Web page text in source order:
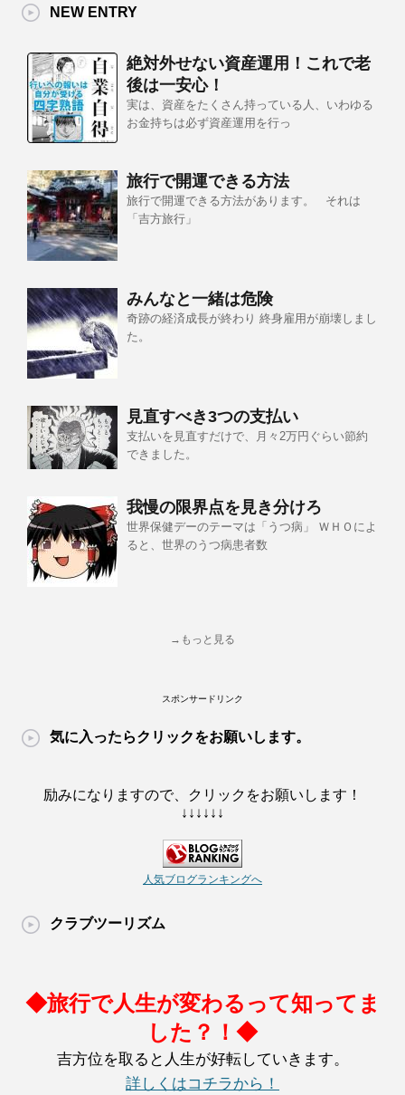
NEW ENTRY
絶対外せない資産運用！これで老
後は一安心！
実は、資産をたくさん持っている人、いわゆる
お金持ちは必ず資産運用を行っ
旅行で開運できる方法
旅行で開運できる方法があります。 それは
「吉方旅行」
みんなと一緒は危険
奇跡の経済成長が終わり 終身雇用が崩壊しまし
た。
見直すべき3つの支払い
支払いを見直すだけで、月々2万円ぐらい節約
できました。
我慢の限界点を見き分けろ
世界保健デーのテーマは「うつ病」 ＷＨＯによ
ると、世界のうつ病患者数
→もっと見る
スポンサードリンク
気に入ったらクリックをお願いします。
励みになりますので、クリックをお願いします！
↓↓↓↓↓↓
人気ブログランキングへ
クラブツーリズム
◆旅行で人生が変わるって知ってま
した？！◆
吉方位を取ると人生が好転していきます。
詳しくはコチラから！